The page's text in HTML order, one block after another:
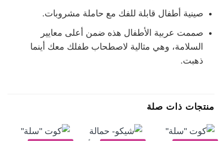
صينية أطفال قابلة للفك مع حاملة مشروبات.
صممت عربية الأطفال هذه ضمن أعلى معايير
السلامة، وهي مثالية لاصطحاب طفلك معك أينما
ذهبت.
منتجات ذات صلة